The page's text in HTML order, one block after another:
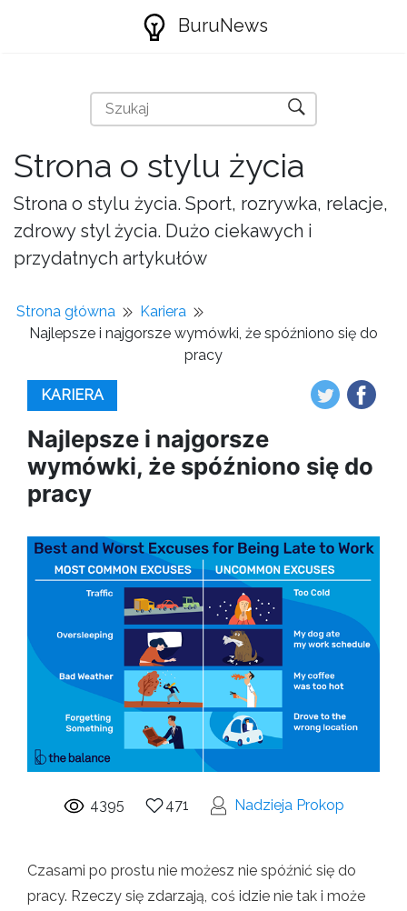
BuruNews
Strona o stylu życia
Strona o stylu życia. Sport, rozrywka, relacje,
zdrowy styl życia. Dużo ciekawych i
przydatnych artykułów
Strona główna
Kariera
Najlepsze i najgorsze wymówki, że spóźniono się do
pracy
KARIERA
Najlepsze i najgorsze
wymówki, że spóźniono się do
pracy
4395 471 Nadzieja Prokop
Czasami po prostu nie możesz nie spóźnić się do
pracy. Rzeczy się zdarzają, coś idzie nie tak i może